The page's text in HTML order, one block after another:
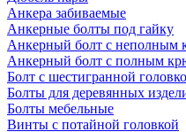
Анкера забиваемые
Анкерные болты под гайку
Анкерный болт с неполным
Анкерный болт с полным
Болт с шестигранной
Болты для деревянных
Болты мебельные
Винты с потайной головкой